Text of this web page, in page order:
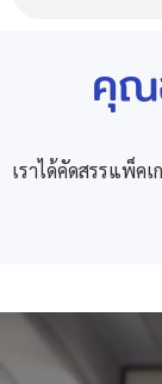
คุณ
เราได้คัดสรรแพ็ค